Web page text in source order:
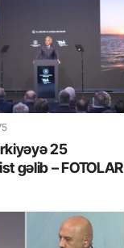
25
gəlib – FOTOLAR